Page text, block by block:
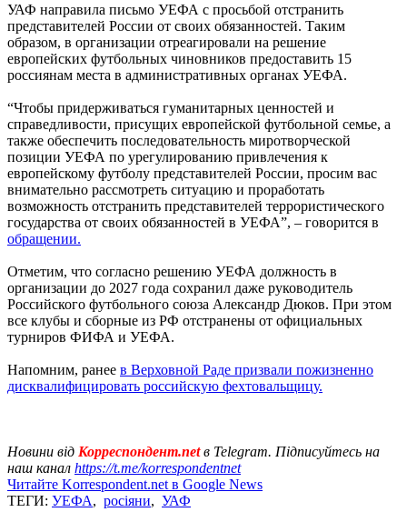
УАФ направила письмо УЕФА с просьбой отстранить
представителей России от своих обязанностей. Таким
образом, в организации отреагировали на решение
европейских футбольных чиновников предоставить 15
россиянам места в административных органах УЕФА.
“Чтобы придерживаться гуманитарных ценностей и
справедливости, присущих европейской футбольной семье, а
также обеспечить последовательность миротворческой
позиции УЕФА по урегулированию привлечения к
европейскому футболу представителей России, просим вас
внимательно рассмотреть ситуацию и проработать
возможность отстранить представителей террористического
государства от своих обязанностей в УЕФА”, – говорится в
обращении.
Отметим, что согласно решению УЕФА должность в
организации до 2027 года сохранил даже руководитель
Российского футбольного союза Александр Дюков. При этом
все клубы и сборные из РФ отстранены от официальных
турниров ФИФА и УЕФА.
Напомним, ранее в Верховной Раде призвали пожизненно
дисквалифицировать российскую фехтовальщицу.
Новини від Корреспондент.netв Telegram. Підписуйтесь на
наш канал https://t.me/korrespondentnet
Читайте Korrespondent.net в Google News
ТЕГИ: УЕФА, росіяни, УАФ